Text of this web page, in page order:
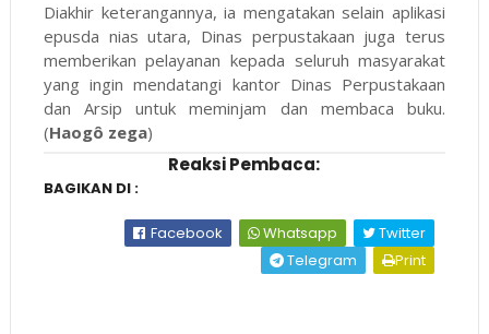
Diakhir keterangannya, ia mengatakan selain aplikasi
epusda nias utara, Dinas perpustakaan juga terus
memberikan pelayanan kepada seluruh masyarakat
yang ingin mendatangi kantor Dinas Perpustakaan
dan Arsip untuk meminjam dan membaca buku.
(Haogô zega)
Reaksi Pembaca:
BAGIKAN DI :
Facebook Whatsapp
Twitter
Telegram
Print